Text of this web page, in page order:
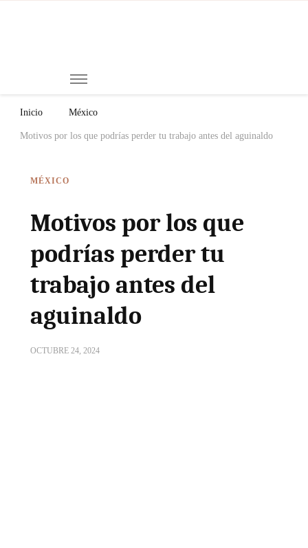
Inicio México
Motivos por los que podrías perder tu trabajo antes del aguinaldo
MÉXICO
Motivos por los que
podrías perder tu
trabajo antes del
aguinaldo
OCTUBRE 24, 2024